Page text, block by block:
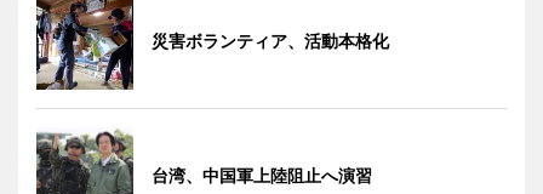
災害ボランティア、活動本格化
台湾、中国軍上陸阻止へ演習